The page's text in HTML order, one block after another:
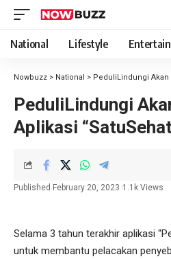
National Lifestyle
Nowbuzz > National > PeduliLindungi Akan
PeduliLindungi
Aplikasi
Published February 20, 2023 1.1k Views
Selama 3 tahun terakhir aplikasi
untuk membantu pelacakan